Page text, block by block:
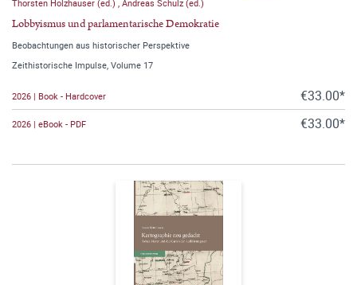
Thorsten Holzhauser (ed.) , Andreas Schulz (ed.)
Lobbyismus und parlamentarische Demokratie
Beobachtungen aus historischer Perspektive
Zeithistorische Impulse, Volume 17
2026 | Book - Hardcover €33.00*
2026 | eBook - PDF €33.00*